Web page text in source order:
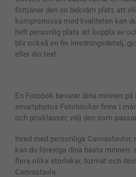
Fotoalmanackor & Fotoagenda
Fotoramar & Tillbehör
Presentkort
Alla fotoprodukter
Investor Relations
Status på beställningar
förtjänar den en bekväm plats att
kompromissa med kvaliteten kan
helt personlig plats att koppla av
blir också en fin inredningsdetalj,
eller din text.
En Fotobok bevarar dina minnen på
smartphotos Fotoböcker finns i
och prisklasser, välj den som
Inred med personliga Canvastavlor,
kan du föreviga dina bästa minnen.
flera olika storlekar, format och
Canvastavla.